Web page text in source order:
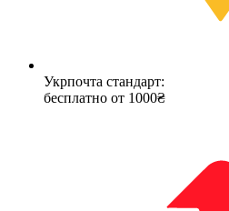
Укрпочта стандарт:
бесплатно от 1000₴